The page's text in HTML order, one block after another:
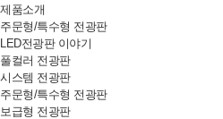
제품소개
주문형/특수형 전광판
LED전광판 이야기
풀컬러 전광판
시스템 전광판
주문형/특수형 전광판
보급형 전광판